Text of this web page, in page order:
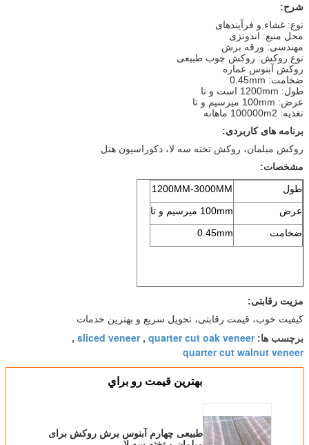
شرح:
نوع: غشاء و فرآیندهای
محل منبع: اندونزی
مهندسی: ورقه برش
نوع روکش: روکش چوب طبیعی
روکش آبنوس عماره
ضخامت: 0.45mm
طول: 1200mm است و تا
عرض: 100mm میرسیم و تا
تغذیه: 100000m2 ماهانه
برنامه های کاربردی:
روکش مبلمان، روکش تخته سه لا، دکوراسیون هتل
مشخصات:
طول
1200MM-3000MM
عرض
100mm میرسیم و تا
ضخامت
0.45mm
مزیت رقابتی:
کیفیت خوب، قیمت رقابتی، تحویل سریع و بهترین خدمات
برچسب ها:quarter cut oak veneer
,
sliced veneer
,
quarter cut walnut veneer
بهترين قيمت رو براي
طبیعی چهارم آبنوس برش روکش برای